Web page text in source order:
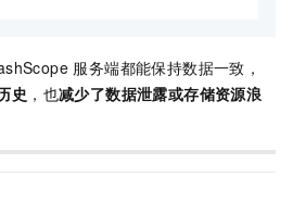
服务端都能保持数据一致，
史 ，也减少了数据泄露或存储资源浪